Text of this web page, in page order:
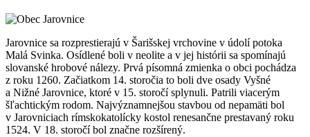
Jarovnice sa rozprestierajú v Šarišskej vrchovine v údolí potoka
Malá Svinka. Osídlené boli v neolite a v jej histórii sa spomínajú
slovanské hrobové nálezy. Prvá písomná zmienka o obci pochádza
z roku 1260. Začiatkom 14. storočia to boli dve osady Vyšné
a Nižné Jarovnice, ktoré v 15. storočí splynuli. Patrili viacerým
šľachtickým rodom. Najvýznamnejšou stavbou od nepamäti bol
v Jarovniciach rímskokatolícky kostol renesančne prestavaný roku
1524. V 18. storočí bol značne rozšírený.